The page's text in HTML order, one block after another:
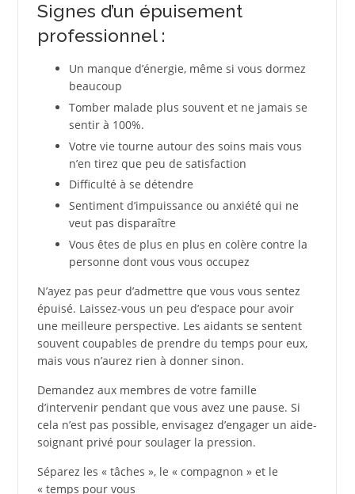
Signes d’un épuisement
professionnel :
Un manque d’énergie, même si vous dormez
beaucoup
Tomber malade plus souvent et ne jamais se
sentir à 100%.
Votre vie tourne autour des soins mais vous
n’en tirez que peu de satisfaction
Difficulté à se détendre
Sentiment d’impuissance ou anxiété qui ne
veut pas disparaître
Vous êtes de plus en plus en colère contre la
personne dont vous vous occupez
N’ayez pas peur d’admettre que vous vous sentez
épuisé. Laissez-vous un peu d’espace pour avoir
une meilleure perspective. Les aidants se sentent
souvent coupables de prendre du temps pour eux,
mais vous n’aurez rien à donner sinon.
Demandez aux membres de votre famille
d’intervenir pendant que vous avez une pause. Si
cela n’est pas possible, envisagez d’engager un aide-
soignant privé pour soulager la pression.
Séparez les « tâches », le « compagnon » et le
« temps pour vous